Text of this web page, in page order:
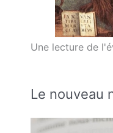
Une lecture de
Le nouveau